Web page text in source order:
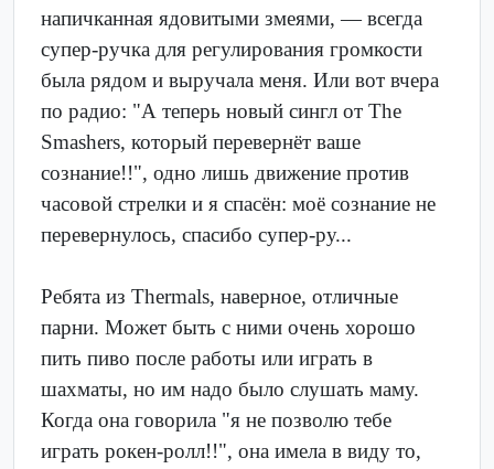
напичканная ядовитыми змеями, — всегда
супер-ручка для регулирования громкости
была рядом и выручала меня. Или вот вчера
по радио: "А теперь новый сингл от The
Smashers, который перевернёт ваше
сознание!!", одно лишь движение против
часовой стрелки и я спасён: моё сознание не
перевернулось, спасибо супер-ру...
Ребята из Thermals, наверное, отличные
парни. Может быть с ними очень хорошо
пить пиво после работы или играть в
шахматы, но им надо было слушать маму.
Когда она говорила "я не позволю тебе
играть рокен-ролл!!", она имела в виду то,